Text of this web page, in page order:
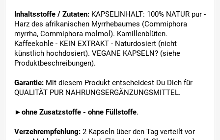
Inhaltsstoffe / Zutaten: KAPSELINHALT: 100% NATUR pur -
Harz des afrikanischen Myrrhebaumes (Commiphora
myrrha, Commiphora molmol). Kamillenblüten.
Kaffeekohle - KEIN EXTRAKT - Naturdosiert (nicht
künstlich hochdosiert). VEGANE KAPSELN? (siehe
Produktbeschreibungen).
Garantie: Mit diesem Produkt entscheidest Du Dich für
QUALITÄT PUR NAHRUNGSERGÄNZUNGSMITTEL.
►ohne Zusatzstoffe - ohne Füllstoffe.
Verzehrempfehlung: 2 Kapseln über den Tag verteilt vor